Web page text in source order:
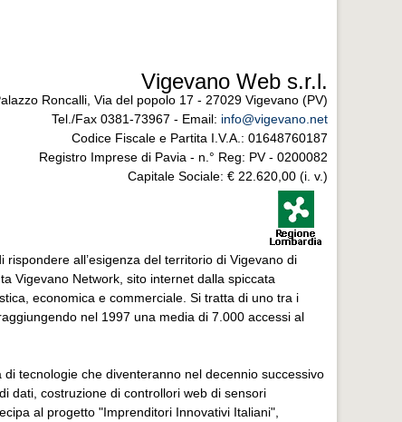
Vigevano Web s.r.l.
Roncalli, Via del popolo 17 - 27029 Vigevano (PV)
Tel./Fax 0381-73967 - Email: info@vigevano.net
Codice Fiscale e Partita I.V.A.: 01648760187
Registro Imprese di Pavia - n.° Reg: PV - 0200082
Capitale Sociale: € 22.620,00 (i. v.)
all’esigenza del territorio di Vigevano di
Vigevano Network, sito internet dalla spiccata
economica e commerciale. Si tratta di uno tra i
nel 1997 una media di 7.000 accessi al
tecnologie che diventeranno nel decennio successivo
dati, costruzione di controllori web di sensori
al progetto "Imprenditori Innovativi Italiani",